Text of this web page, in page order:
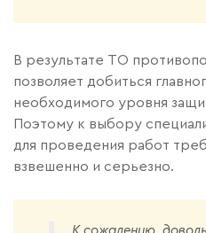
В результате ТО
позволяет добиться
необходимого уровня
Поэтому к выбору
для проведения работ
взвешенно и серьезно.
К сожалению,